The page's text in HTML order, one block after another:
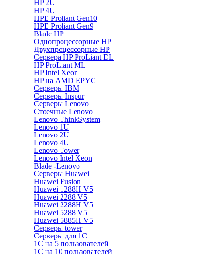
HP 2U
HP 4U
HPE Proliant Gen10
HPE Proliant Gen9
Blade HP
Однопроцессорные HP
Двухпроцессорные HP
Сервера HP ProLiant DL
HP ProLiant ML
HP Intel Xeon
HP на AMD EPYC
Серверы IBM
Серверы Inspur
Серверы Lenovo
Стоечные Lenovo
Lenovo ThinkSystem
Lenovo 1U
Lenovo 2U
Lenovo 4U
Lenovo Tower
Lenovo Intel Xeon
Blade -Lenovo
Серверы Huawei
Huawei Fusion
Huawei 1288H V5
Huawei 2288 V5
Huawei 2288H V5
Huawei 5288 V5
Huawei 5885H V5
Серверы tower
Серверы для 1C
1С на 5 пользователей
1С на 10 пользователей